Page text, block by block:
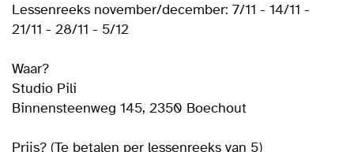
Lessenreeks november/december: 7/11 - 14/11 -
21/11 - 28/11 - 5/12
Waar?
Studio Pili
Binnensteenweg 145, 2350 Boechout
Prijs? (Te betalen per lessenreeks van 5)